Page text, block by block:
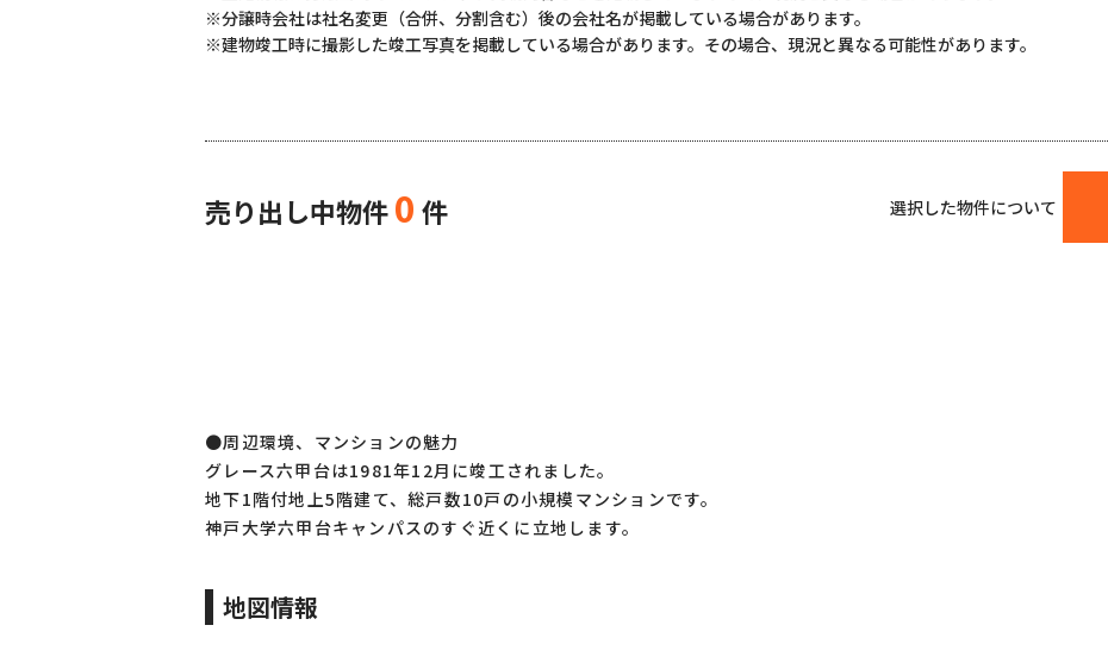
※分譲時会社は社名変更（合併、分割含む）後の会社名が掲載している場合があります。
※建物竣工時に撮影した竣工写真を掲載している場合があります。その場合、現況と異なる可能性があります。
売り出し中物件0 件 選択した物件について
●周辺環境、マンションの魅力
グレース六甲台は1981年12月に竣工されました。
地下1階付地上5階建て、総戸数10戸の小規模マンションです。
神戸大学六甲台キャンパスのすぐ近くに立地します。
地図情報